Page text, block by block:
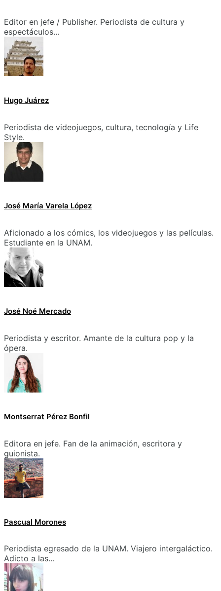
Editor en jefe / Publisher. Periodista de cultura y
espectáculos…
Hugo Juárez
Periodista de videojuegos, cultura, tecnología y Life
Style.
José María Varela López
Aficionado a los cómics, los videojuegos y las películas.
Estudiante en la UNAM.
José Noé Mercado
Periodista y escritor. Amante de la cultura pop y la
ópera.
Montserrat Pérez Bonfil
Editora en jefe. Fan de la animación, escritora y
guionista.
Pascual Morones
Periodista egresado de la UNAM. Viajero intergaláctico.
Adicto a las…